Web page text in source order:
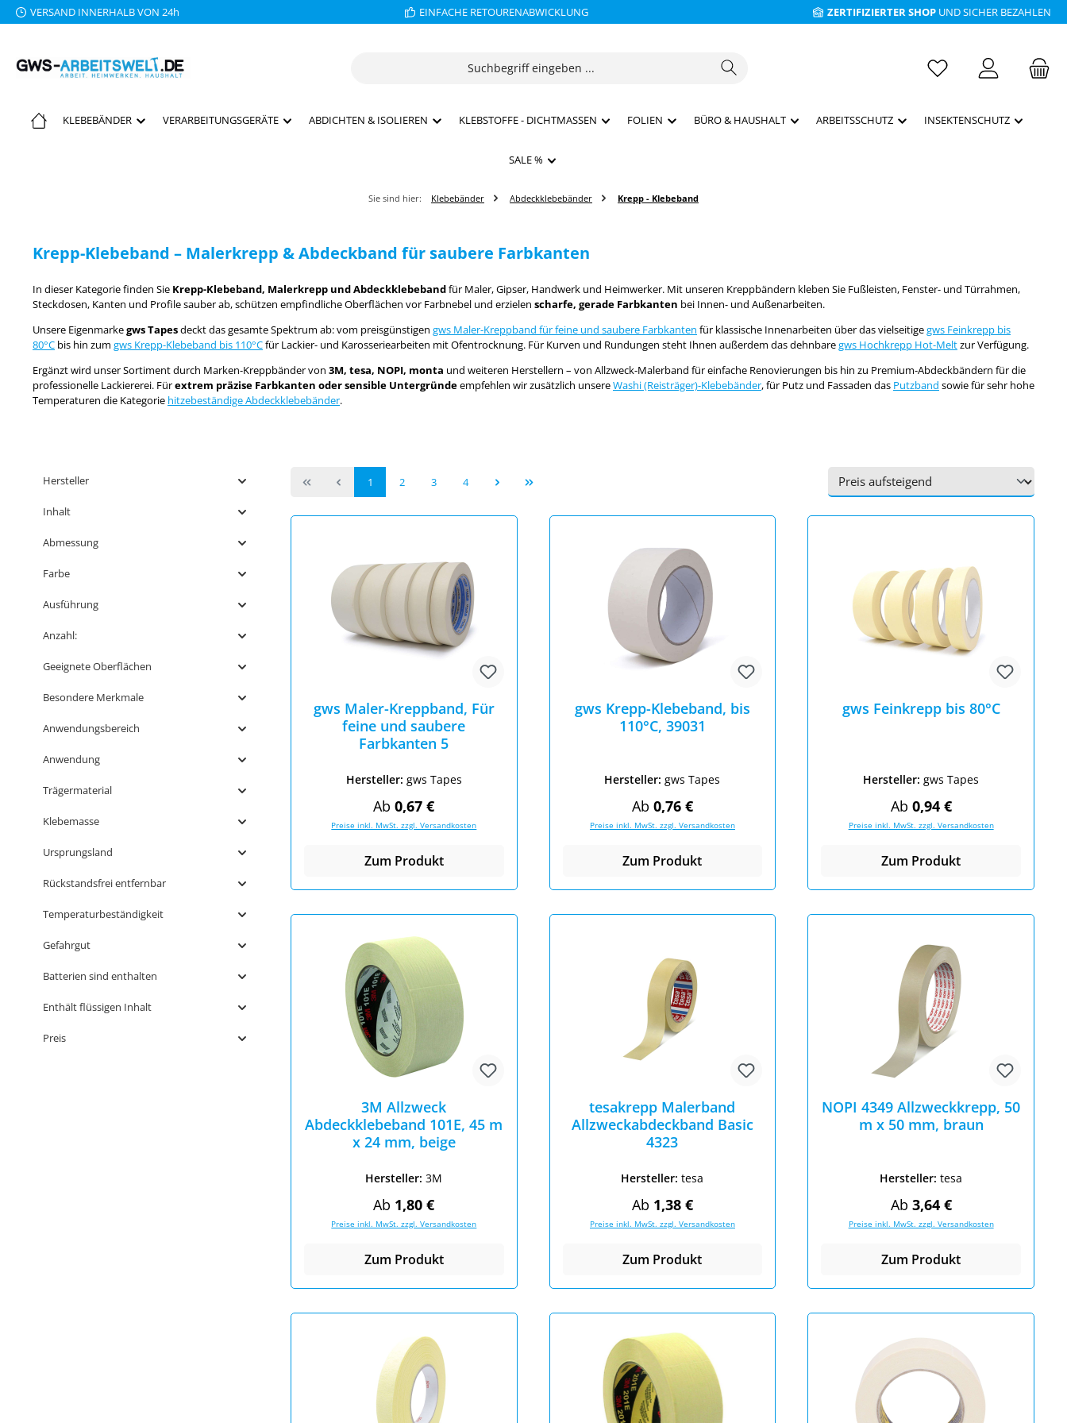
Hauptinhalt springen
Zur Suche springen
Zur Hauptnavigation springen
VERSAND INNERHALB VON 24h EINFACHE RETOURENABWICKLUNG ZERTIFIZIERTER SHOP UND SICHER BEZAHLEN
KLEBEBÄNDER VERARBEITUNGSGERÄTE ABDICHTEN & ISOLIEREN KLEBSTOFFE - DICHTMASSEN FOLIEN BÜRO & HAUSHALT ARBEITSSCHUTZ INSEKTENSCHUTZ
SALE %
Sie sind hier: Klebebänder Abdeckklebebänder Krepp - Klebeband
Krepp-Klebeband – Malerkrepp & Abdeckband für saubere Farbkanten
In dieser Kategorie finden Sie Krepp-Klebeband, Malerkrepp und Abdeckklebebandfür Maler, Gipser, Handwerk und Heimwerker. Mit unseren Kreppbändern kleben Sie Fußleisten, Fenster- und Türrahmen,
Steckdosen, Kanten und Profile sauber ab, schützen empfindliche Oberflächen vor Farbnebel und erzielen scharfe, gerade Farbkanten bei Innen- und Außenarbeiten.
Unsere Eigenmarkegws Tapesdeckt das gesamte Spektrum ab: vom preisgünstigen gws Maler-Kreppband für feine und saubere Farbkanten für klassische Innenarbeiten über das vielseitigegws Feinkrepp bis
80°C bis hin zum gws Krepp-Klebeband bis 110°Cfür Lackier- und Karosseriearbeiten mit Ofentrocknung. Für Kurven und Rundungen steht Ihnen außerdem das dehnbaregws Hochkrepp Hot-Meltzur Verfügung.
Ergänzt wird unser Sortiment durch Marken-Kreppbänder von 3M, tesa, NOPI, monta und weiteren Herstellern – von Allzweck-Malerband für einfache Renovierungen bis hin zu Premium-Abdeckbändern für die
professionelle Lackiererei. Fürextrem präzise Farbkanten oder sensible Untergründeempfehlen wir zusätzlich unsereWashi (Reisträger)-Klebebänder, für Putz und Fassaden das Putzband sowie für sehr hohe
Temperaturen die Kategorie hitzebeständige Abdeckklebebänder.
Hersteller
Inhalt
Abmessung
Farbe
Ausführung
Anzahl:
Geeignete Oberflächen
Besondere Merkmale
Anwendungsbereich
Anwendung
Trägermaterial
Klebemasse
Ursprungsland
Rückstandsfrei entfernbar
Temperaturbeständigkeit
Gefahrgut
Batterien sind enthalten
Enthält flüssigen Inhalt
Preis
Seite
1 Seite
2 Seite
3 Seite
4
gws Maler-Kreppband, Für
feine und saubere
Farbkanten 5
Hersteller: gws Tapes
Regulärer Preis:
Ab0,67 €
Preise inkl. MwSt. zzgl. Versandkosten
Zum Produkt
gws Krepp-Klebeband, bis
110°C, 39031
Hersteller:gws Tapes
Regulärer Preis:
Ab 0,76 €
Preise inkl. MwSt. zzgl. Versandkosten
Zum Produkt
gws Feinkrepp bis 80°C
Hersteller:gws Tapes
Regulärer Preis:
Ab 0,94 €
Preise inkl. MwSt. zzgl. Versandkosten
Zum Produkt
3M Allzweck
Abdeckklebeband 101E, 45 m
x 24 mm, beige
Hersteller:3M
Regulärer Preis:
Ab 1,80 €
Preise inkl. MwSt. zzgl. Versandkosten
Zum Produkt
tesakrepp Malerband
Allzweckabdeckband Basic
4323
Hersteller:tesa
Regulärer Preis:
Ab 1,38 €
Preise inkl. MwSt. zzgl. Versandkosten
Zum Produkt
NOPI 4349 Allzweckkrepp, 50
m x 50 mm, braun
Hersteller:tesa
Regulärer Preis:
Ab 3,64 €
Preise inkl. MwSt. zzgl. Versandkosten
Zum Produkt